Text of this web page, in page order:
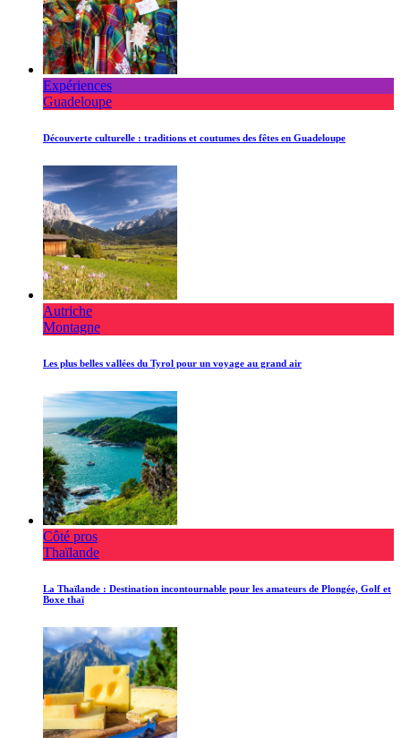
Expériences
Guadeloupe
Découverte culturelle : traditions et coutumes des fêtes en Guadeloupe
Autriche
Montagne
Les plus belles vallées du Tyrol pour un voyage au grand air
Côté pros
Thaïlande
La Thaïlande : Destination incontournable pour les amateurs de Plongée, Golf et
Boxe thaï